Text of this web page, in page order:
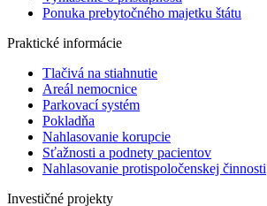
Ponuka prebytočného majetku štátu
Praktické informácie
Tlačivá na stiahnutie
Areál nemocnice
Parkovací systém
Pokladňa
Nahlasovanie korupcie
Sťažnosti a podnety pacientov
Nahlasovanie protispoločenskej činnosti
Investičné projekty